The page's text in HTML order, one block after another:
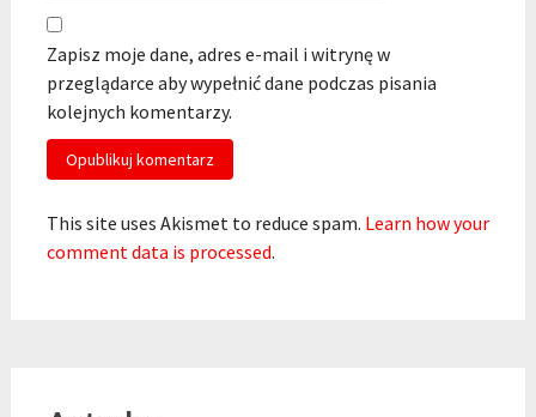
Zapisz moje dane, adres e-mail i witrynę w
przeglądarce aby wypełnić dane podczas pisania
kolejnych komentarzy.
This site uses Akismet to reduce spam. Learn how your
comment data is processed.